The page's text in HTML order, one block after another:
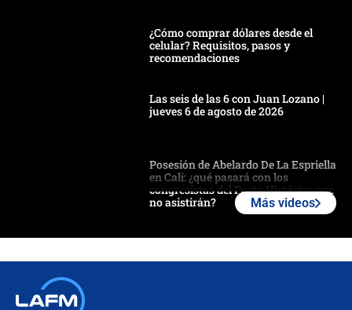
¿Cómo comprar dólares desde el
celular? Requisitos, pasos y
recomendaciones
Las seis de las 6 con Juan Lozano |
jueves 6 de agosto de 2026
Posesión de Abelardo De La Espriella
en Cali: ¿qué pasará con los
congresistas del Pacto Histórico que
no asistirán?
Más videos